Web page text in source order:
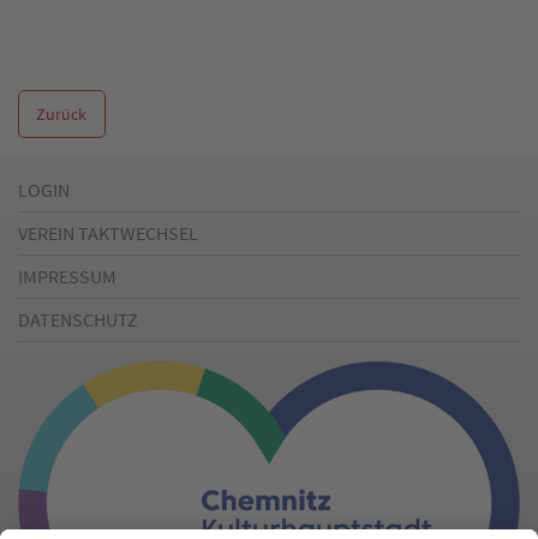
Zurück
LOGIN
VEREIN TAKTWECHSEL
IMPRESSUM
DATENSCHUTZ